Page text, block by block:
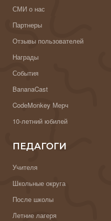
СМИ о нас
Партнеры
Отзывы пользователей
Награды
События
BananaCast
CodeMonkey Мерч
10-летний юбилей
ПЕДАГОГИ
Учителя
Школьные округа
После школы
Летние лагеря